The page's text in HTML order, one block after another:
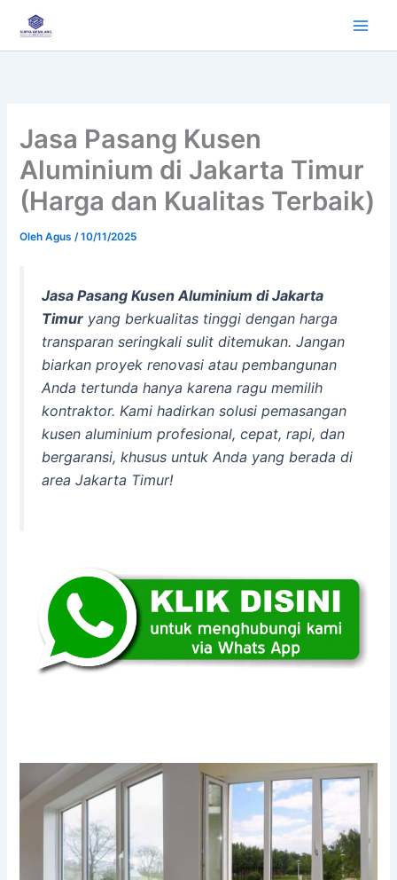
konten
Jasa Pasang Kusen
Aluminium di Jakarta Timur
(Harga dan Kualitas Terbaik)
OlehAgus /10/11/2025
Jasa Pasang Kusen Aluminium di Jakarta
Timur yang berkualitas tinggi dengan harga
transparan seringkali sulit ditemukan. Jangan
biarkan proyek renovasi atau pembangunan
Anda tertunda hanya karena ragu memilih
kontraktor. Kami hadirkan solusi pemasangan
kusen aluminium profesional, cepat, rapi, dan
bergaransi, khusus untuk Anda yang berada di
area Jakarta Timur!